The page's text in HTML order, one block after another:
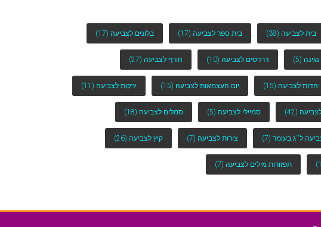
בית לצביעה (38) בית ספר לצביעה (17) בלונים לצביעה (17)
(5) דרדסים לצביעה (10) חורף לצביעה (27)
יהדות לצביעה (15) יום העצמאות לצביעה (15) ירקות לצביעה (11)
(42) סמיילי לצביעה (5) סמלים לצביעה (18)
ל''ג בעומר (7) צורות לצביעה (7) קיץ לצביעה (26)
תפזורות מילים לצביעה (7)